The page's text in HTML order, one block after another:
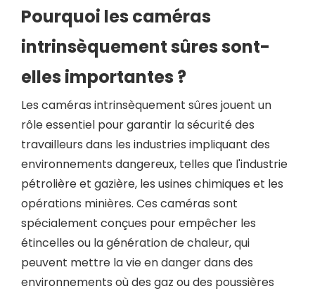
Pourquoi les caméras
intrinsèquement sûres sont-
elles importantes ?
Les caméras intrinsèquement sûres jouent un
rôle essentiel pour garantir la sécurité des
travailleurs dans les industries impliquant des
environnements dangereux, telles que l'industrie
pétrolière et gazière, les usines chimiques et les
opérations minières. Ces caméras sont
spécialement conçues pour empêcher les
étincelles ou la génération de chaleur, qui
peuvent mettre la vie en danger dans des
environnements où des gaz ou des poussières